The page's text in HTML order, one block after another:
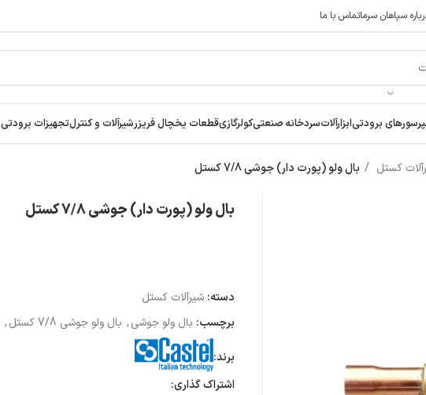
سپاهان سرماتماس با ما
برودتیابزارآلاتسردخانه صنعتیکولرگازیقطعات یخچال فریزرشیرآلات و کنترلتجهیزات برودتی
کستل بال ولو (پورت دار) جوشی 7/8 کستل
بال ولو (پورت دار) جوشی 7/8 کستل
دسته: شیرآلات کستل
برچسب: بال ولو جوشی, بال ولو جوشی 7/8 کستل ,
برند:
اشتراک گذاری: